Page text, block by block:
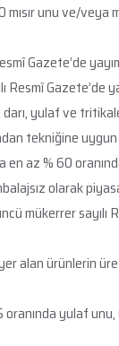
mısır unu ve/
Gazete’de
Gazete’de
darı, yulaf ve
tekniğine
en az % 60
olarak
mükerrer
alan ürünlerin
yulaf